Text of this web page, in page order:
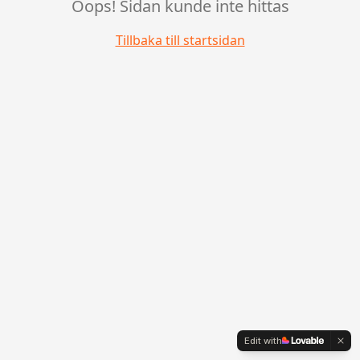
Oops! Sidan kunde inte hittas
Tillbaka till startsidan
Edit with